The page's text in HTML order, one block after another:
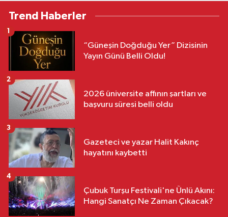
Trend Haberler
“Güneşin Doğduğu Yer” Dizisinin
Yayın Günü Belli Oldu!
1
2026 üniversite affının şartları ve
başvuru süresi belli oldu
2
Gazeteci ve yazar Halit Kakınç
hayatını kaybetti
3
Çubuk Turşu Festivali'ne Ünlü Akını:
Hangi Sanatçı Ne Zaman Çıkacak?
4